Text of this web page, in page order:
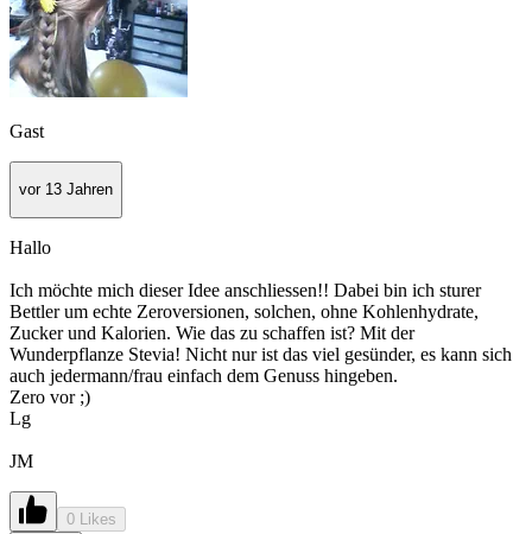
Gast
vor 13 Jahren
Hallo
Ich möchte mich dieser Idee anschliessen!! Dabei bin ich sturer
Bettler um echte Zeroversionen, solchen, ohne Kohlenhydrate,
Zucker und Kalorien. Wie das zu schaffen ist? Mit der
Wunderpflanze Stevia! Nicht nur ist das viel gesünder, es kann sich
auch jedermann/frau einfach dem Genuss hingeben.
Zero vor ;)
Lg
JM
0 Likes